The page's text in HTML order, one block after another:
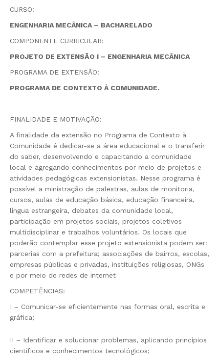
CURSO:
ENGENHARIA MECÂNICA – BACHARELADO
COMPONENTE CURRICULAR:
PROJETO DE EXTENSÃO I – ENGENHARIA MECÂNICA
PROGRAMA DE EXTENSÃO:
PROGRAMA DE CONTEXTO À COMUNIDADE.
FINALIDADE E MOTIVAÇÃO:
A finalidade da extensão no Programa de Contexto à
Comunidade é dedicar-se a área educacional e o transferir
do saber, desenvolvendo e capacitando a comunidade
local e agregando conhecimentos por meio de projetos e
atividades pedagógicas extensionistas. Nesse programa é
possível a ministração de palestras, aulas de monitoria,
cursos, aulas de educação básica, educação financeira,
língua estrangeira, debates da comunidade local,
participação em projetos sociais, projetos coletivos
multidisciplinar e trabalhos voluntários. Os locais que
poderão contemplar esse projeto extensionista podem ser:
parcerias com a prefeitura; associações de bairros, escolas,
empresas públicas e privadas, instituições religiosas, ONGs
e por meio de redes de internet
COMPETÊNCIAS:
I – Comunicar-se eficientemente nas formas oral, escrita e
gráfica;
II – Identificar e solucionar problemas, aplicando princípios
científicos e conhecimentos tecnológicos;